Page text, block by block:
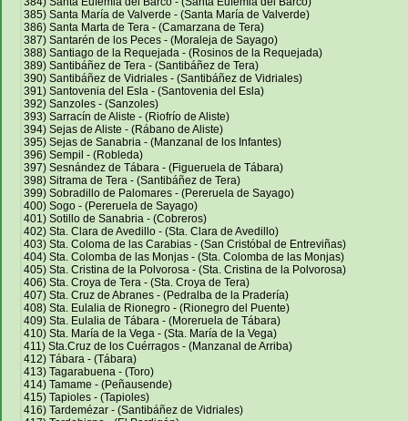
385) Santa María de Valverde - (Santa María de Valverde)
386) Santa Marta de Tera - (Camarzana de Tera)
387) Santarén de los Peces - (Moraleja de Sayago)
388) Santiago de la Requejada - (Rosinos de la Requejada)
389) Santibáñez de Tera - (Santibáñez de Tera)
390) Santibáñez de Vidriales - (Santibáñez de Vidriales)
391) Santovenia del Esla - (Santovenia del Esla)
392) Sanzoles - (Sanzoles)
393) Sarracín de Aliste - (Riofrío de Aliste)
394) Sejas de Aliste - (Rábano de Aliste)
395) Sejas de Sanabria - (Manzanal de los Infantes)
396) Sempil - (Robleda)
397) Sesnández de Tábara - (Figueruela de Tábara)
398) Sitrama de Tera - (Santibáñez de Tera)
399) Sobradillo de Palomares - (Pereruela de Sayago)
400) Sogo - (Pereruela de Sayago)
401) Sotillo de Sanabria - (Cobreros)
402) Sta. Clara de Avedillo - (Sta. Clara de Avedillo)
403) Sta. Coloma de las Carabias - (San Cristóbal de Entreviñas)
404) Sta. Colomba de las Monjas - (Sta. Colomba de las Monjas)
405) Sta. Cristina de la Polvorosa - (Sta. Cristina de la Polvorosa)
406) Sta. Croya de Tera - (Sta. Croya de Tera)
407) Sta. Cruz de Abranes - (Pedralba de la Pradería)
408) Sta. Eulalia de Rionegro - (Rionegro del Puente)
409) Sta. Eulalia de Tábara - (Moreruela de Tábara)
410) Sta. María de la Vega - (Sta. María de la Vega)
411) Sta.Cruz de los Cuérragos - (Manzanal de Arriba)
412) Tábara - (Tábara)
413) Tagarabuena - (Toro)
414) Tamame - (Peñausende)
415) Tapioles - (Tapioles)
416) Tardemézar - (Santibáñez de Vidriales)